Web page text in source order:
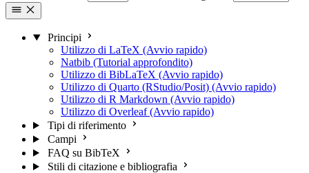
Principi
Utilizzo di LaTeX (Avvio rapido)
Natbib (Tutorial approfondito)
Utilizzo di BibLaTeX (Avvio rapido)
Utilizzo di Quarto (RStudio/Posit) (Avvio rapido)
Utilizzo di R Markdown (Avvio rapido)
Utilizzo di Overleaf (Avvio rapido)
Tipi di riferimento
Campi
FAQ su BibTeX
Stili di citazione e bibliografia